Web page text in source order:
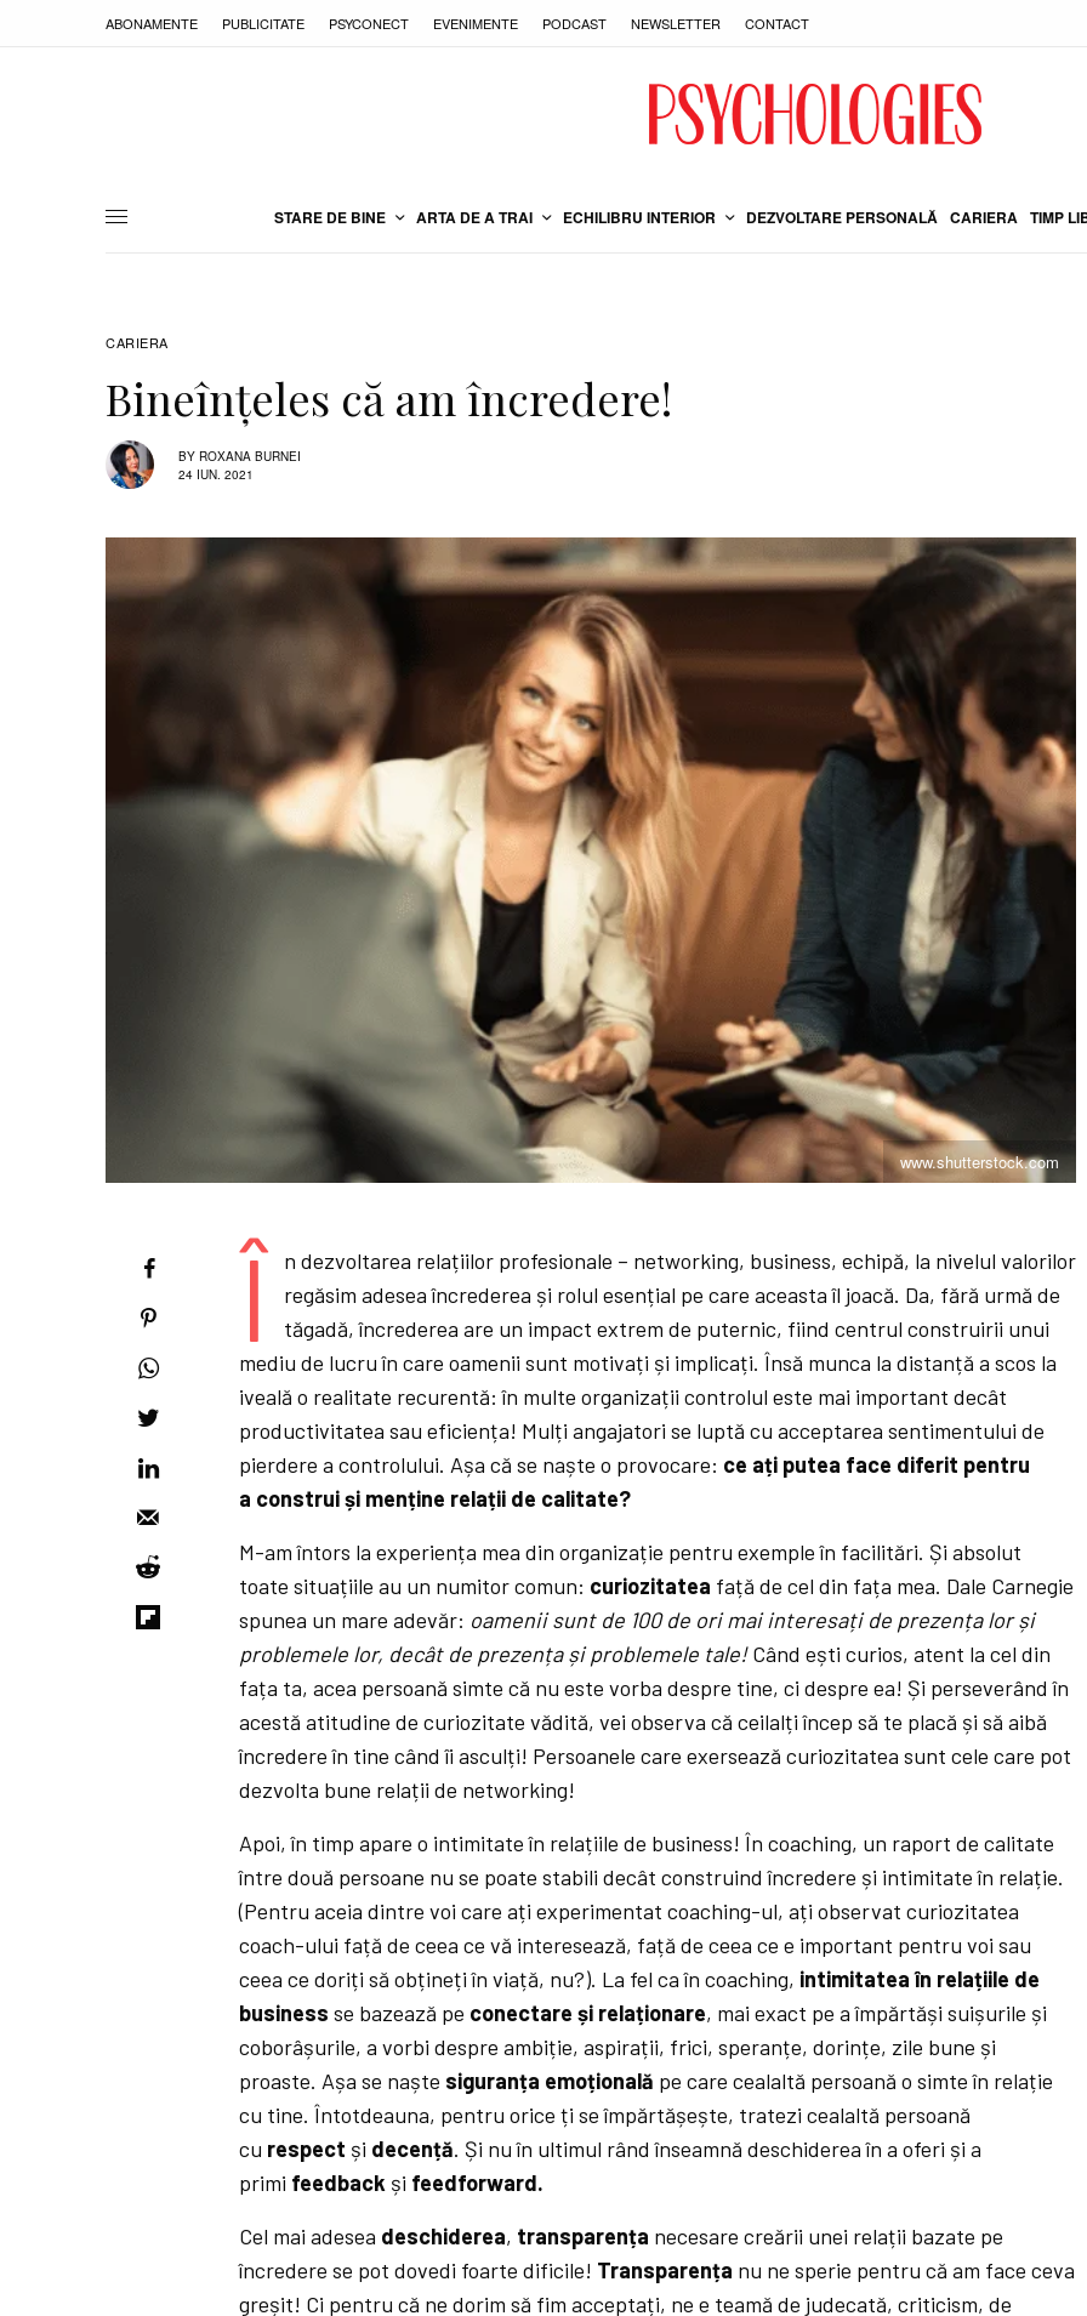
ABONAMENTE PUBLICITATE PSYCONECT EVENIMENTE PODCAST NEWSLETTER CONTACT
STARE DE BINE ARTA DE A TRAI ECHILIBRU INTERIOR DEZVOLTARE PERSONALĂ CARIERA TIMP
CARIERA
Bineînțeles că am încredere!
BY ROXANA BURNEI
24 IUN. 2021
www.shutterstock.com
Î
n dezvoltarea relațiilor profesionale – networking, business, echipă, la nivelul valorilor
regăsim adesea încrederea și rolul esențial pe care aceasta îl joacă. Da, fără urmă de
tăgadă, încrederea are un impact extrem de puternic, fiind centrul construirii unui
mediu de lucru în care oamenii sunt motivați și implicați. Însă munca la distanță a scos la
iveală o realitate recurentă: în multe organizații controlul este mai important decât
productivitatea sau eficiența! Mulți angajatori se luptă cu acceptarea sentimentului de
pierdere a controlului. Așa că se naște o provocare: ce ați putea face diferit pentru
a construi și menține relații de calitate?
M-am întors la experiența mea din organizație pentru exemple în facilitări. Și absolut
toate situațiile au un numitor comun: curiozitatea față de cel din fața mea. Dale Carnegie
spunea un mare adevăr: oamenii sunt de 100 de ori mai interesați de prezența lor și
problemele lor, decât de prezența și problemele tale!Când ești curios, atent la cel din
fața ta, acea persoană simte că nu este vorba despre tine, ci despre ea! Și perseverând în
acestă atitudine de curiozitate vădită, vei observa că ceilalți încep să te placă și să aibă
încredere în tine când îi asculți! Persoanele care exersează curiozitatea sunt cele care pot
dezvolta bune relații de networking!
Apoi, în timp apare o intimitate în relațiile de business! În coaching, un raport de calitate
între două persoane nu se poate stabili decât construind încredere și intimitate în relație.
(Pentru aceia dintre voi care ați experimentat coaching-ul, ați observat curiozitatea
coach-ului față de ceea ce vă interesează, față de ceea ce e important pentru voi sau
ceea ce doriți să obțineți în viață, nu?). La fel ca în coaching, intimitatea în relațiile de
businessse bazează pe conectare și relaționare, mai exact pe a împărtăși suișurile și
coborâșurile, a vorbi despre ambiție, aspirații, frici, speranțe, dorințe, zile bune și
proaste. Așa se naște siguranța emoțională pe care cealaltă persoană o simte în relație
cu tine. Întotdeauna, pentru orice ți se împărtășește, tratezi cealaltă persoană
cu respect și decență. Și nu în ultimul rând înseamnă deschiderea în a oferi și a
primi feedback și feedforward.
Cel mai adesea deschiderea, transparența necesare creării unei relații bazate pe
încredere se pot dovedi foarte dificile! Transparența nu ne sperie pentru că am face ceva
greșit! Ci pentru că ne dorim să fim acceptați, ne e teamă de judecată, criticism, de